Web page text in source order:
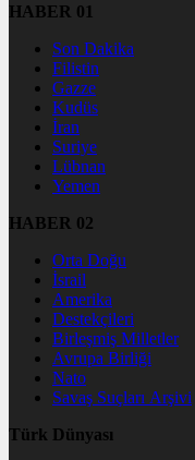
HABER 01
Son Dakika
Filistin
Gazze
Kudüs
İran
Suriye
Lübnan
Yemen
HABER 02
Orta Doğu
İsrail
Amerika
Destekçileri
Birleşmiş Milletler
Avrupa Birliği
Nato
Savaş Suçları Arşivi
Türk Dünyası